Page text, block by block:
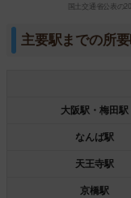
国土交通省公表の
主要駅までの所
大阪駅・梅田駅
なんば駅
天王寺駅
京橋駅